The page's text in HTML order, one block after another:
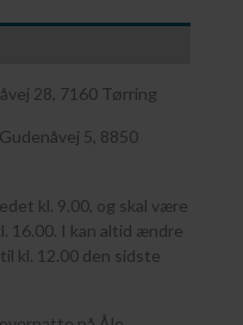
28, 7160 Tørring
5, 8850
kl. 9.00, og skal være
16.00. I kan altid ændre
kl. 12.00 den sidste